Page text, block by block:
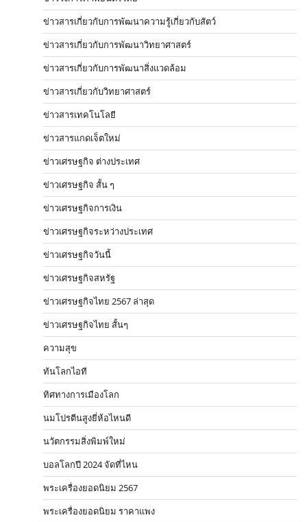
ข่าวสารเกี่ยวกับการพัฒนาความรู้เกี่ยวกับสัตว์
ข่าวสารเกี่ยวกับการพัฒนาวิทยาศาสตร์
ข่าวสารเกี่ยวกับการพัฒนาสิ่งแวดล้อม
ข่าวสารเกี่ยวกับวิทยาศาสตร์
ข่าวสารเทคโนโลยี
ข่าวสารแกดเจ็ตใหม่
ข่าวเศรษฐกิจ ต่างประเทศ
ข่าวเศรษฐกิจ สั้น ๆ
ข่าวเศรษฐกิจการเงิน
ข่าวเศรษฐกิจระหว่างประเทศ
ข่าวเศรษฐกิจวันนี้
ข่าวเศรษฐกิจสหรัฐ
ข่าวเศรษฐกิจไทย 2567 ล่าสุด
ข่าวเศรษฐกิจไทย สั้นๆ
ความสุข
ทันโลกไอที
ทิศทางการเมืองโลก
นมโปรตีนสูงยี่ห้อไหนดี
นวัตกรรมสิ่งพิมพ์ใหม่
บอลโลกปี 2024 จัดที่ไหน
พระเครื่องยอดนิยม 2567
พระเครื่องยอดนิยม ราคาแพง